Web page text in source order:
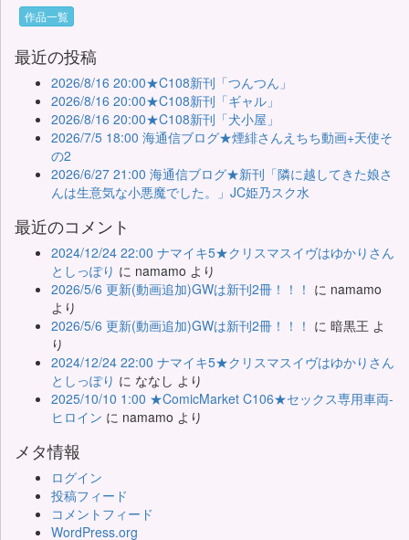
作品一覧
最近の投稿
2026/8/16 20:00★C108新刊「つんつん」
2026/8/16 20:00★C108新刊「ギャル」
2026/8/16 20:00★C108新刊「犬小屋」
2026/7/5 18:00 海通信ブログ★煙緋さんえちち動画+天使そ
の2
2026/6/27 21:00 海通信ブログ★新刊「隣に越してきた娘さ
んは生意気な小悪魔でした。」JC姫乃スク水
最近のコメント
2024/12/24 22:00 ナマイキ5★クリスマスイヴはゆかりさん
としっぽり に namamo より
2026/5/6 更新(動画追加)GWは新刊2冊！！！ に namamo
より
2026/5/6 更新(動画追加)GWは新刊2冊！！！ に 暗黒王 よ
り
2024/12/24 22:00 ナマイキ5★クリスマスイヴはゆかりさん
としっぽり に ななし より
2025/10/10 1:00 ★ComicMarket C106★セックス専用車両-
ヒロイン に namamo より
メタ情報
ログイン
投稿フィード
コメントフィード
WordPress.org